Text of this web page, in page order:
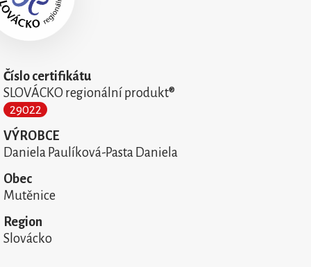
Číslo certifikátu
SLOVÁCKO regionální produkt®
29022
VÝROBCE
Daniela Paulíková-Pasta Daniela
Obec
Mutěnice
Region
Slovácko